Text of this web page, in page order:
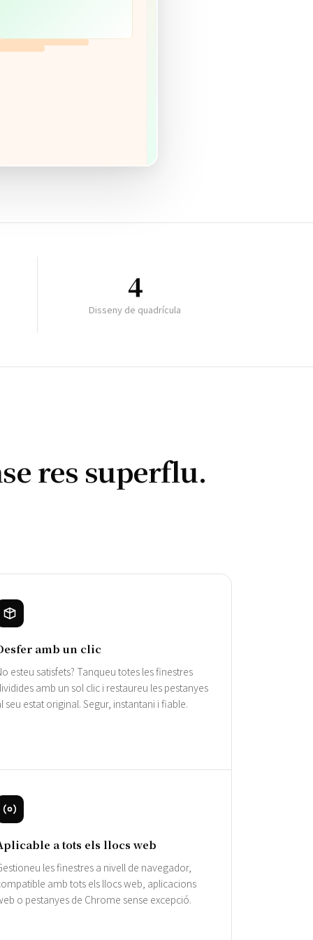
4
Disseny de quadrícula
res superflu.
amb un clic
esteu satisfets? Tanqueu totes les finestres
amb un sol clic i restaureu les pestanyes
seu estat original. Segur, instantani i fiable.
a tots els llocs web
les finestres a nivell de navegador,
amb tots els llocs web, aplicacions
o pestanyes de Chrome sense excepció.